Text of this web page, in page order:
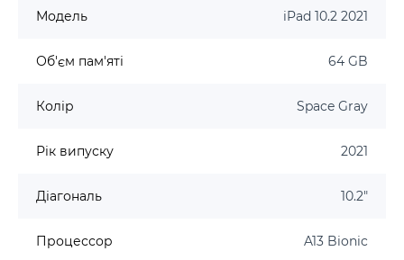
Модель iPad 10.2 2021
Об'єм пам'яті 64 GB
Колір Space Gray
Рік випуску 2021
Діагональ 10.2"
Процессор A13 Bionic